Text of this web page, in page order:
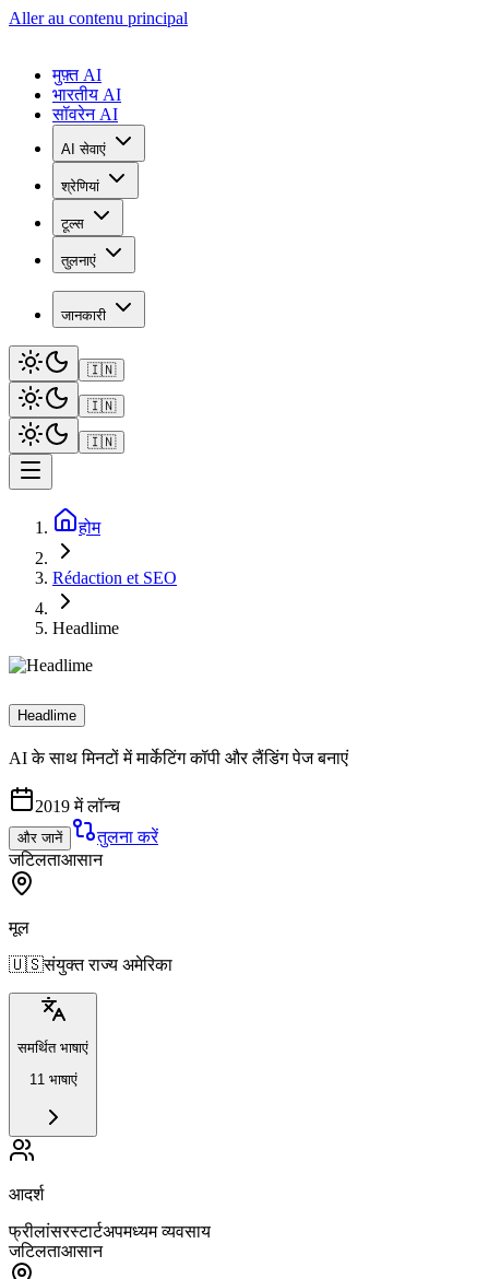
Aller au contenu principal
मुफ़्त AI
भारतीय AI
सॉवरेन AI
AI सेवाएं
श्रेणियां
टूल्स
तुलनाएं
जानकारी
🇮🇳
🇮🇳
🇮🇳
होम
Rédaction et SEO
Headlime
Headlime
AI के साथ मिनटों में मार्केटिंग कॉपी और लैंडिंग पेज बनाएं
2019 में लॉन्च
और जानें
तुलना करें
जटिलताआसान
मूल
🇺🇸संयुक्त राज्य अमेरिका
समर्थित भाषाएं
11 भाषाएं
आदर्श
फ्रीलांसरस्टार्टअपमध्यम व्यवसाय
जटिलताआसान